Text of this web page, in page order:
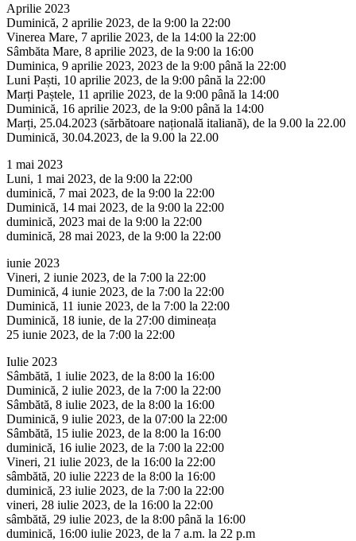
Aprilie 2023
Duminică, 2 aprilie 2023, de la 9:00 la 22:00
Vinerea Mare, 7 aprilie 2023, de la 14:00 la 22:00
Sâmbăta Mare, 8 aprilie 2023, de la 9:00 la 16:00
Duminica, 9 aprilie 2023, 2023 de la 9:00 până la 22:00
Luni Paști, 10 aprilie 2023, de la 9:00 până la 22:00
Marți Paștele, 11 aprilie 2023, de la 9:00 până la 14:00
Duminică, 16 aprilie 2023, de la 9:00 până la 14:00
Marți, 25.04.2023 (sărbătoare națională italiană), de la 9.00 la 22.00
Duminică, 30.04.2023, de la 9.00 la 22.00
1 mai 2023
Luni, 1 mai 2023, de la 9:00 la 22:00
duminică, 7 mai 2023, de la 9:00 la 22:00
Duminică, 14 mai 2023, de la 9:00 la 22:00
duminică, 2023 mai de la 9:00 la 22:00
duminică, 28 mai 2023, de la 9:00 la 22:00
iunie 2023
Vineri, 2 iunie 2023, de la 7:00 la 22:00
Duminică, 4 iunie 2023, de la 7:00 la 22:00
Duminică, 11 iunie 2023, de la 7:00 la 22:00
Duminică, 18 iunie, de la 27:00 dimineața
25 iunie 2023, de la 7:00 la 22:00
Iulie 2023
Sâmbătă, 1 iulie 2023, de la 8:00 la 16:00
Duminică, 2 iulie 2023, de la 7:00 la 22:00
Sâmbătă, 8 iulie 2023, de la 8:00 la 16:00
Duminică, 9 iulie 2023, de la 07:00 la 22:00
Sâmbătă, 15 iulie 2023, de la 8:00 la 16:00
duminică, 16 iulie 2023, de la 7:00 la 22:00
Vineri, 21 iulie 2023, de la 16:00 la 22:00
sâmbătă, 20 iulie 2223 de la 8:00 la 16:00
duminică, 23 iulie 2023, de la 7:00 la 22:00
vineri, 28 iulie 2023, de la 16:00 la 22:00
sâmbătă, 29 iulie 2023, de la 8:00 până la 16:00
duminică, 16:00 iulie 2023, de la 7 a.m. la 22 p.m